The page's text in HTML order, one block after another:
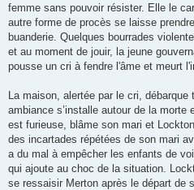
femme sans pouvoir résister. Elle le
autre forme de procès se laisse
buanderie. Quelques bourrades
et au moment de jouir, la jeune
pousse un cri à fendre l'âme et meurt
La maison, alertée par le cri,
ambiance s’installe autour de la morte
est furieuse, blâme son mari et
des incartades répétées de son mari
a du mal à empêcher les enfants de
qui ajoute au choc de la situation.
se ressaisir Merton après le départ de